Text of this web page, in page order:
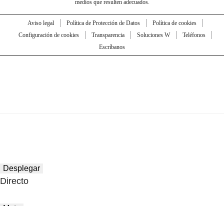
medios que resulten adecuados.
Aviso legal Política de Protección de Datos
Política de cookies
Configuración de cookies
Transparencia Soluciones W
Teléfonos
Escríbanos
Desplegar
Directo